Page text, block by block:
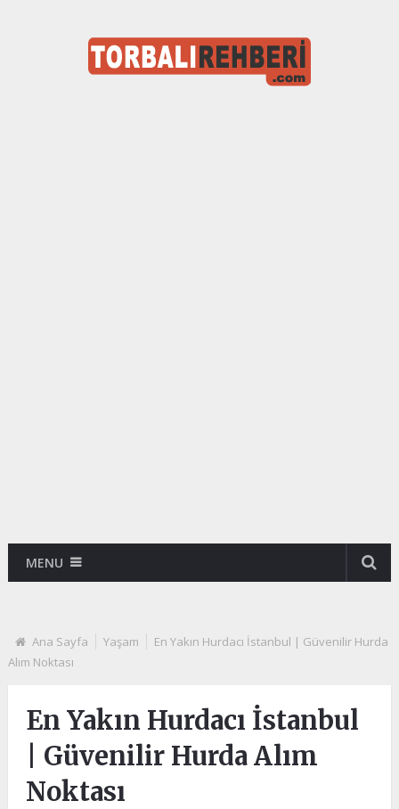
MENU
Ana Sayfa Yaşam
En Yakın Hurdacı İstanbul | Güvenilir Hurda
Alım Noktası
En Yakın Hurdacı İstanbul
| Güvenilir Hurda Alım
Noktası